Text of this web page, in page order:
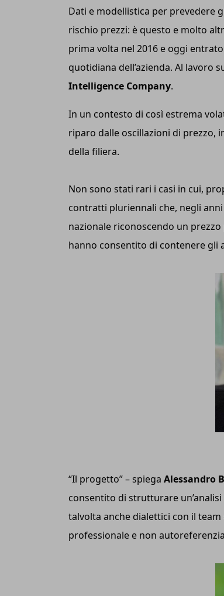
Dati e modellistica per prevedere
rischio prezzi: è questo e molto
prima volta nel 2016 e oggi
quotidiana dell’azienda. Al lavoro
Intelligence Company.
In un contesto di così estrema
riparo dalle oscillazioni di prezzo,
della filiera.
Non sono stati rari i casi in cui,
contratti pluriennali che, negli
nazionale riconoscendo un
hanno consentito di contenere gli
“Il progetto” – spiega Alessandro
consentito di strutturare
talvolta anche dialettici con il
professionale e non